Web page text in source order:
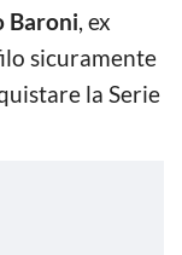
Baroni, ex
sicuramente
la Serie